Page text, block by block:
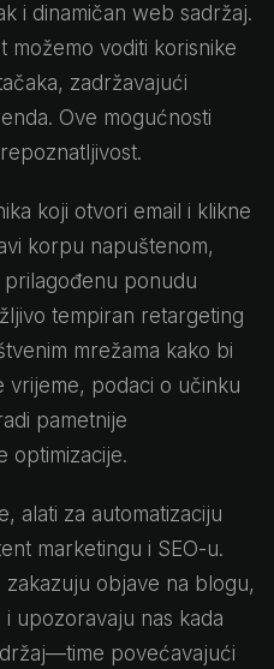
i dinamičan web sadržaj.
možemo voditi korisnike
zadržavajući
Ove mogućnosti
koji otvori email i klikne
korpu napuštenom,
prilagođenu ponudu
tempiran retargeting
mrežama kako bi
vrijeme, podaci o učinku
pametnije
optimizacije.
alati za automatizaciju
marketingu i SEO-u.
objave na blogu,
upozoravaju nas kada
povećavajući